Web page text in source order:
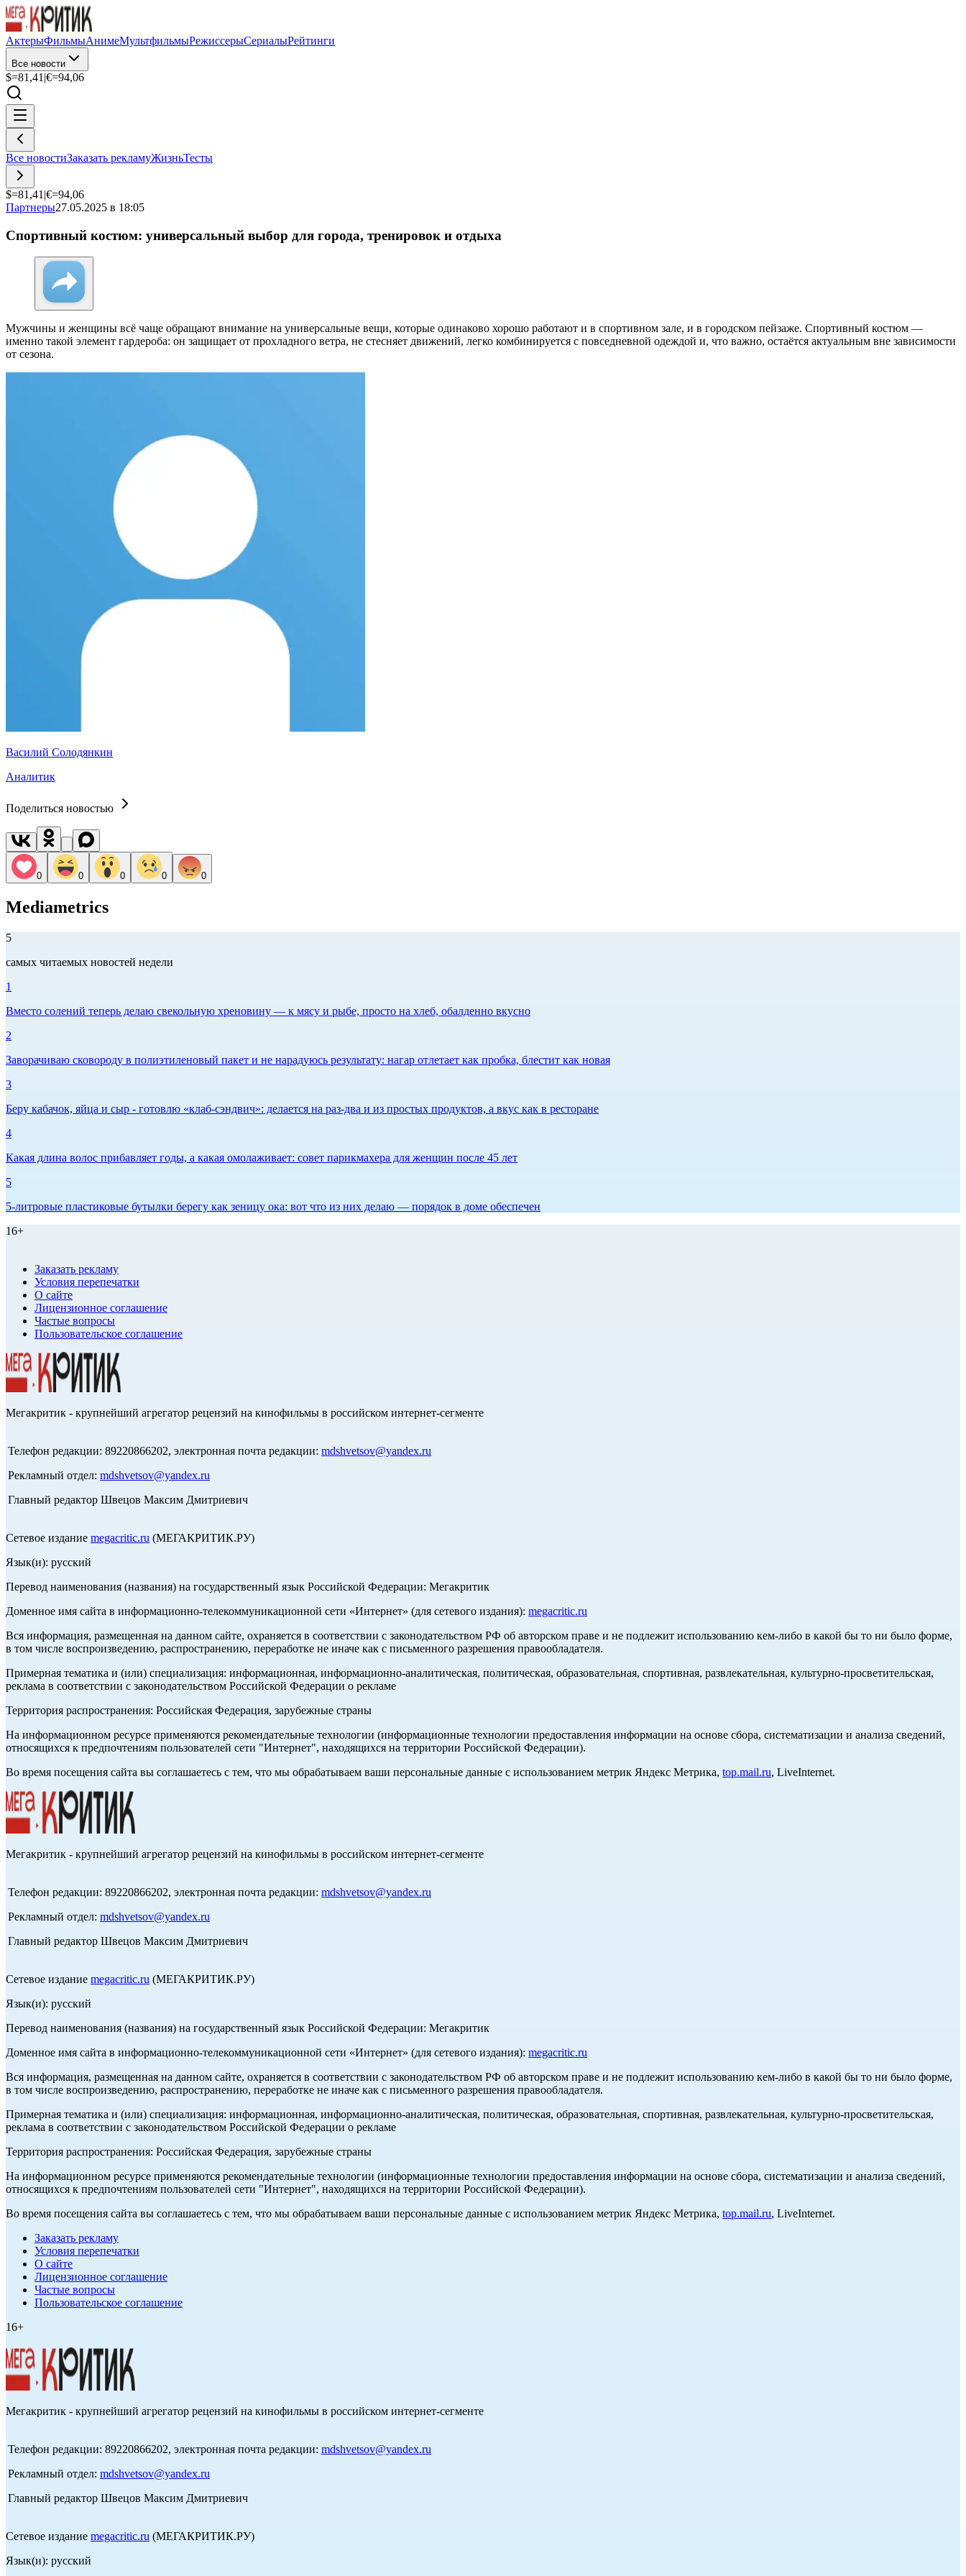
АктерыФильмыАнимеМультфильмыРежиссерыСериалыРейтинги
Все новости
$=81,41 |€=94,06
Все новостиЗаказать рекламуЖизньТесты
$=81,41 |€=94,06
Партнеры27.05.2025 в 18:05
Спортивный костюм: универсальный выбор для города, тренировок и отдыха
Мужчины и женщины всё чаще обращают внимание на универсальные вещи, которые одинаково хорошо работают и в спортивном зале, и в городском пейзаже. Спортивный костюм —
именно такой элемент гардероба: он защищает от прохладного ветра, не стесняет движений, легко комбинируется с повседневной одеждой и, что важно, остаётся актуальным вне зависимости
от сезона.
Василий Солодянкин
Аналитик
Поделиться новостью
0 0 0 0 0
Mediametrics
5
самых читаемых новостей недели
1
Вместо солений теперь делаю свекольную хреновину — к мясу и рыбе, просто на хлеб, обалденно вкусно
2
Заворачиваю сковороду в полиэтиленовый пакет и не нарадуюсь результату: нагар отлетает как пробка, блестит как новая
3
Беру кабачок, яйца и сыр - готовлю «клаб-сэндвич»: делается на раз-два и из простых продуктов, а вкус как в ресторане
4
Какая длина волос прибавляет годы, а какая омолаживает: совет парикмахера для женщин после 45 лет
5
5-литровые пластиковые бутылки берегу как зеницу ока: вот что из них делаю — порядок в доме обеспечен
16+
Заказать рекламу
Условия перепечатки
О сайте
Лицензионное соглашение
Частые вопросы
Пользовательское соглашение
Мегакритик - крупнейший агрегатор рецензий на кинофильмы в российском интернет-сегменте
Телефон редакции: 89220866202, электронная почта редакции: mdshvetsov@yandex.ru
Рекламный отдел: mdshvetsov@yandex.ru
Главный редактор Швецов Максим Дмитриевич
Сетевое издание megacritic.ru (МЕГАКРИТИК.РУ)
Язык(и): русский
Перевод наименования (названия) на государственный язык Российской Федерации: Мегакритик
Доменное имя сайта в информационно-телекоммуникационной сети «Интернет» (для сетевого издания): megacritic.ru
Вся информация, размещенная на данном сайте, охраняется в соответствии с законодательством РФ об авторском праве и не подлежит использованию кем-либо в какой бы то ни было форме,
в том числе воспроизведению, распространению, переработке не иначе как с письменного разрешения правообладателя.
Примерная тематика и (или) специализация: информационная, информационно-аналитическая, политическая, образовательная, спортивная, развлекательная, культурно-просветительская,
реклама в соответствии с законодательством Российской Федерации о рекламе
Территория распространения: Российская Федерация, зарубежные страны
На информационном ресурсе применяются рекомендательные технологии (информационные технологии предоставления информации на основе сбора, систематизации и анализа сведений,
относящихся к предпочтениям пользователей сети "Интернет", находящихся на территории Российской Федерации).
Во время посещения сайта вы соглашаетесь с тем, что мы обрабатываем ваши персональные данные с использованием метрик Яндекс Метрика, top.mail.ru, LiveInternet.
Мегакритик - крупнейший агрегатор рецензий на кинофильмы в российском интернет-сегменте
Телефон редакции: 89220866202, электронная почта редакции: mdshvetsov@yandex.ru
Рекламный отдел: mdshvetsov@yandex.ru
Главный редактор Швецов Максим Дмитриевич
Сетевое издание megacritic.ru (МЕГАКРИТИК.РУ)
Язык(и): русский
Перевод наименования (названия) на государственный язык Российской Федерации: Мегакритик
Доменное имя сайта в информационно-телекоммуникационной сети «Интернет» (для сетевого издания): megacritic.ru
Вся информация, размещенная на данном сайте, охраняется в соответствии с законодательством РФ об авторском праве и не подлежит использованию кем-либо в какой бы то ни было форме,
в том числе воспроизведению, распространению, переработке не иначе как с письменного разрешения правообладателя.
Примерная тематика и (или) специализация: информационная, информационно-аналитическая, политическая, образовательная, спортивная, развлекательная, культурно-просветительская,
реклама в соответствии с законодательством Российской Федерации о рекламе
Территория распространения: Российская Федерация, зарубежные страны
На информационном ресурсе применяются рекомендательные технологии (информационные технологии предоставления информации на основе сбора, систематизации и анализа сведений,
относящихся к предпочтениям пользователей сети "Интернет", находящихся на территории Российской Федерации).
Во время посещения сайта вы соглашаетесь с тем, что мы обрабатываем ваши персональные данные с использованием метрик Яндекс Метрика, top.mail.ru, LiveInternet.
Заказать рекламу
Условия перепечатки
О сайте
Лицензионное соглашение
Частые вопросы
Пользовательское соглашение
16+
Мегакритик - крупнейший агрегатор рецензий на кинофильмы в российском интернет-сегменте
Телефон редакции: 89220866202, электронная почта редакции: mdshvetsov@yandex.ru
Рекламный отдел: mdshvetsov@yandex.ru
Главный редактор Швецов Максим Дмитриевич
Сетевое издание megacritic.ru (МЕГАКРИТИК.РУ)
Язык(и): русский